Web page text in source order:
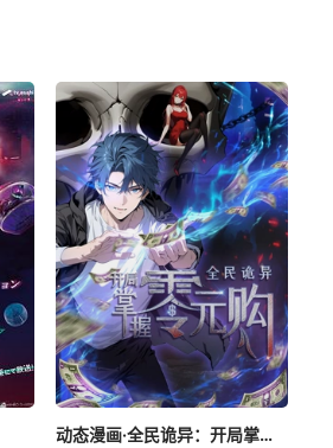
动态漫画·全民诡异：开局掌握零元购